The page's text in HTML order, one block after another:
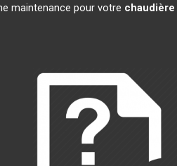
maintenance pour votre chaudière